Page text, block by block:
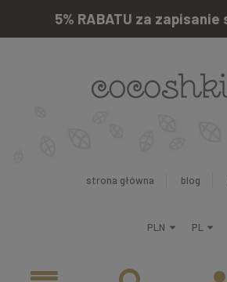
strona główna blog